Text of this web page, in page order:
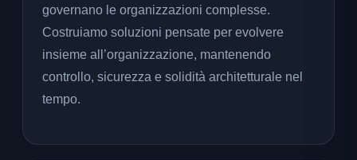
governano le organizzazioni complesse.
Costruiamo soluzioni pensate per evolvere
insieme all’organizzazione, mantenendo
controllo, sicurezza e solidità architetturale nel
tempo.